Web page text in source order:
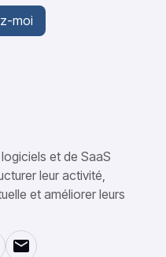
moi
et de SaaS
leur activité,
et améliorer leurs